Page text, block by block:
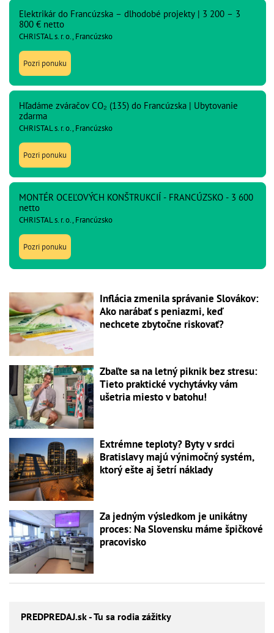
Elektrikár do Francúzska – dlhodobé projekty | 3 200 – 3
800 € netto
CHRISTAL s. r. o., Francúzsko
Pozri ponuku
Hľadáme zváračov CO₂ (135) do Francúzska | Ubytovanie
zdarma
CHRISTAL s. r. o., Francúzsko
Pozri ponuku
MONTÉR OCEĽOVÝCH KONŠTRUKCIÍ - FRANCÚZSKO - 3 600
netto
CHRISTAL s. r. o., Francúzsko
Pozri ponuku
Inflácia zmenila správanie Slovákov:
Ako narábať s peniazmi, keď
nechcete zbytočne riskovať?
Zbaľte sa na letný piknik bez stresu:
Tieto praktické vychytávky vám
ušetria miesto v batohu!
Extrémne teploty? Byty v srdci
Bratislavy majú výnimočný systém,
ktorý ešte aj šetrí náklady
Za jedným výsledkom je unikátny
proces: Na Slovensku máme špičkové
pracovisko
PREDPREDAJ.sk - Tu sa rodia zážitky